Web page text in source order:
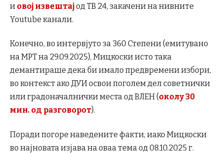
и овој извештајод ТВ 24, закачени на нивните
Youtube канали.
Конечно, во интервјуто за 360 Степени (емитувано
на МРТ на 29.09.2025), Мицкоски исто така
демантираше дека би имало предвремени избори,
во контекст ако ДУИ освои поголем дел советнички
или градоначалнички места од ВЛЕН (околу 30
мин. од разговорот).
Поради погоре наведените факти, иако Мицкоски
во најновата изјава на оваа тема од 08.10.2025 г.